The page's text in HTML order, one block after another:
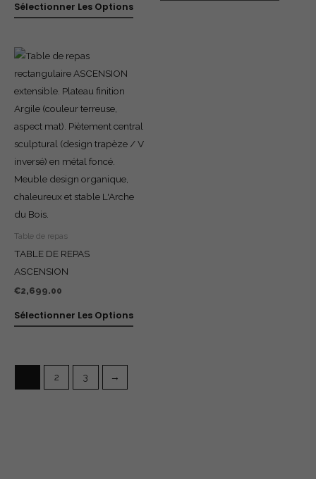
Sélectionner Les Options
Table de repas
TABLE DE REPAS
ASCENSION
€2,699.00
Sélectionner Les Options
2 3 →